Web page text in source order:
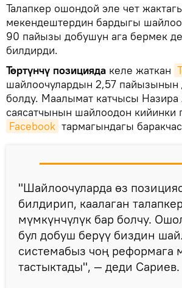
Талапкер ошондой эле чет
мекендештердин бардыгы
90 пайызы добушун ага бермек
билдирди.
Төртүнчү позицияда келе жаткан
шайлоочулардын 2,57 пайызынын
болду. Маалымат катчысы Назира
саясатчынын шайлоодон кийинки
Facebook тармагындагы
"Шайлоочуларда өз
билдирип, каалаган
мүмкүнчүлүк бар болчу.
бул добуш берүү биздин
системабыз чоң реформага
тастыктады", — деди Сариев.